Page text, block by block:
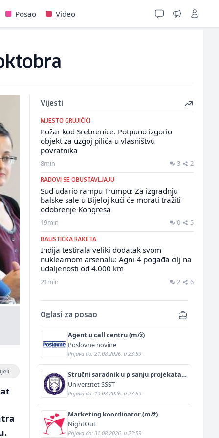
Posao Video
Vijesti
MJESTO GRUJIČIĆI
Požar kod Srebrenice: Potpuno izgorio
objekt za uzgoj pilića u vlasništvu
povratnika
8min 3 2
RADOVI SE OBUSTAVLJAJU
Sud udario rampu Trumpu: Za izgradnju
balske sale u Bijeloj kući će morati tražiti
odobrenje Kongresa
19min 0 5
BALISTIČKA RAKETA
Indija testirala veliki dodatak svom
nuklearnom arsenalu: Agni-4 pogađa cilj na
udaljenosti od 4.000 km
21min 2 6
Oglasi za posao
Agent u call centru (m/ž)
Poslovne novine
Prijava do: 21.08.2026. u 23:59
Stručni saradnik u pisanju projekata
(m/ž)
Univerzitet SSST
Prijava do: 19.08.2026. u 23:59
Marketing koordinator (m/ž)
NightOut
Prijava do: 31.08.2026. u 23:59